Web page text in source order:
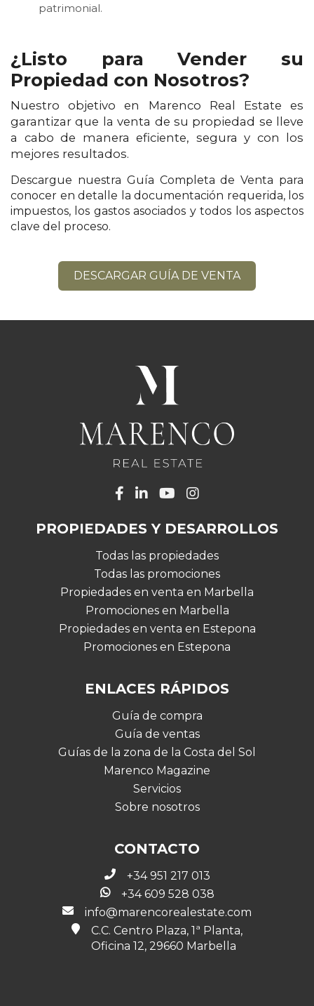
patrimonial.
¿Listo para Vender su
Propiedad con Nosotros?
Nuestro objetivo en Marenco Real Estate es
garantizar que la venta de su propiedad se lleve
a cabo de manera eficiente, segura y con los
mejores resultados.
Descargue nuestra Guía Completa de Venta para
conocer en detalle la documentación requerida, los
impuestos, los gastos asociados y todos los aspectos
clave del proceso.
DESCARGAR GUÍA DE VENTA
PROPIEDADES Y DESARROLLOS
Todas las propiedades
Todas las promociones
Propiedades en venta en Marbella
Promociones en Marbella
Propiedades en venta en Estepona
Promociones en Estepona
ENLACES RÁPIDOS
Guía de compra
Guía de ventas
Guías de la zona de la Costa del Sol
Marenco Magazine
Servicios
Sobre nosotros
CONTACTO
+34 951 217 013
+34 609 528 038
info@marencorealestate.com
C.C. Centro Plaza, 1ª Planta,
Oficina 12, 29660 Marbella